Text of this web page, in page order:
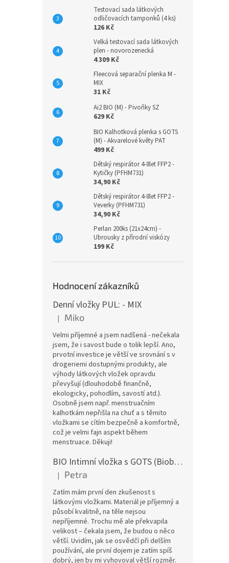
Testovací sada látkových
odličovacích tamponků (4 ks)
126 Kč
Velká testovací sada látkových
plen - novorozenecká
4 309 Kč
Fleecová separační plenka M -
MIX
31 Kč
Ai2 BIO (M) - Pivoňky SZ
629 Kč
BIO Kalhotková plenka s GOTS
(M) - Akvarelové květy PAT
499 Kč
Dětský respirátor 4-8let FFP2 -
Kytičky (PFHM731)
34,90 Kč
Dětský respirátor 4-8let FFP2 -
Veverky (PFHM731)
34,90 Kč
Perlan 200ks (21x24cm) -
Ubrousky z přírodní viskózy
199 Kč
Hodnocení zákazníků
Denní vložky PUL: - MIX
Hodnocení produktu je 5 z 5 hvězdiček.
| Miko
Velmi příjemné a jsem nadšená - nečekala
jsem, že i savost bude o tolik lepší. Ano,
prvotní investice je větší ve srovnání s v
drogeriemi dostupnými produkty, ale
výhody látkových vložek opravdu
převyšují (dlouhodobě finančně,
ekologicky, pohodlím, savostí atd.).
Osobně jsem např. menstruačním
kalhotkám nepřišla na chuť a s těmito
vložkami se cítím bezpečně a komfortně,
což je velmi fajn aspekt během
menstruace. Děkuji!
BIO Intimní vložka s GOTS (Biobavlněný úplet) - Malované pivoňky v hořčicové
Hodnocení produktu je 5 z 5 hvězdiček.
| Petra
Zatím mám první den zkušenost s
látkovými vložkami. Materiál je příjemný a
působí kvalitně, na těle nejsou
nepříjemné. Trochu mě ale překvapila
velikost – čekala jsem, že budou o něco
větší. Uvidím, jak se osvědčí při delším
používání, ale první dojem je zatím spíš
dobrý, jen by mi vyhovoval větší rozměr.